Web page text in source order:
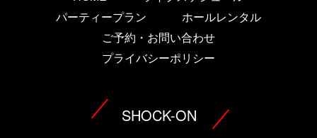
パーティープラン
ホールレンタル
ご予約・お問い合わせ
プライバシーポリシー
SHOCK-ON